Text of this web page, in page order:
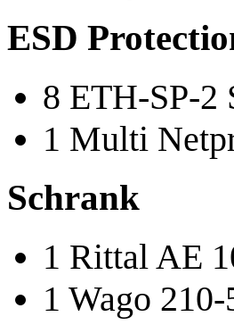
ESD
8 ETH-SP-2
1 Multi
Schrank
1 Rittal AE
1 Wago